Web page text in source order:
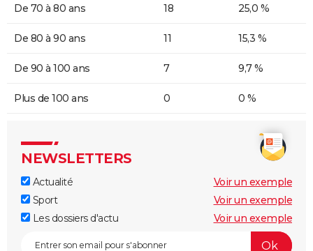
De 70 à 80 ans 18 25,0 %
De 80 à 90 ans 11 15,3 %
De 90 à 100 ans 7 9,7 %
Plus de 100 ans 0 0 %
NEWSLETTERS
Actualité
Voir un exemple
Sport
Voir un exemple
Les dossiers d'actu
Voir un exemple